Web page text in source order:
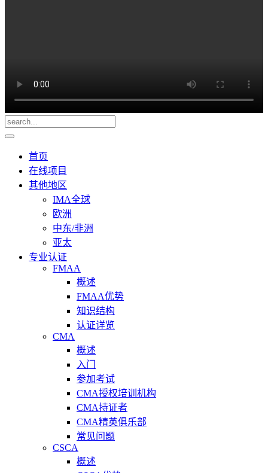
首页
在线项目
其他地区
IMA全球
欧洲
中东/非洲
亚太
专业认证
FMAA
概述
FMAA优势
知识结构
认证详览
CMA
概述
入门
参加考试
CMA授权培训机构
CMA持证者
CMA精英俱乐部
常见问题
CSCA
概述